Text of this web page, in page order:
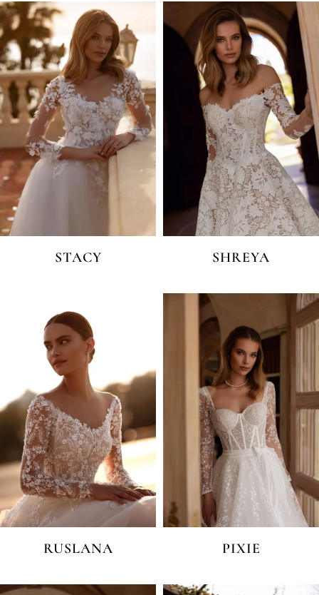
STACY SHREYA
RUSLANA PIXIE